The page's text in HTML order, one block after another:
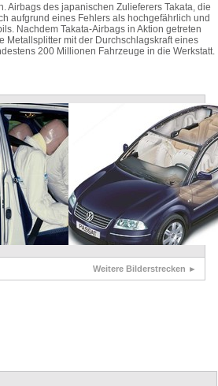
Airbags des japanischen Zulieferers Takata, die
aufgrund eines Fehlers als hochgefährlich und
Nachdem Takata-Airbags in Aktion getreten
Metallsplitter mit der Durchschlagskraft eines
200 Millionen Fahrzeuge in die Werkstatt.
Weitere Bilderstrecken ►